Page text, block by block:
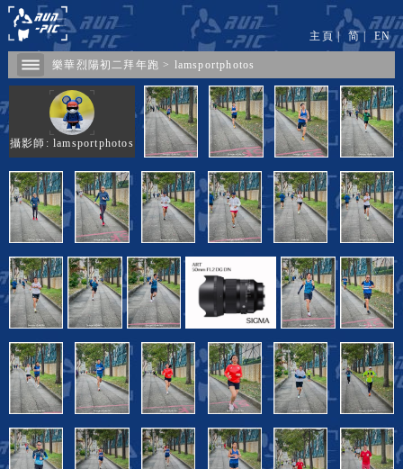
樂華烈陽初二拜年跑 > lamsportphotos
主頁 | 简| EN
攝影師: lamsportphotos